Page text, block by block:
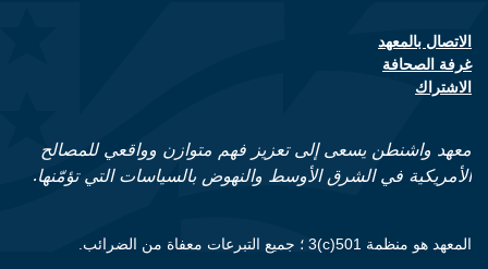
Footer contact links
الاتصال بالمعهد
غرفة الصحافة
الاشتراك
معهد واشنطن يسعى إلى تعزيز فهم متوازن وواقعي للمصالح
الأمريكية في الشرق الأوسط والنهوض بالسياسات التي تؤمّنها.
المعهد هو منظمة 501(c)3 ؛ جميع التبرعات معفاة من الضرائب.